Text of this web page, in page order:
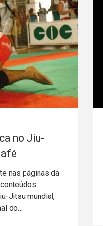
no Jiu-
nas páginas da
Jitsu mundial,
do…